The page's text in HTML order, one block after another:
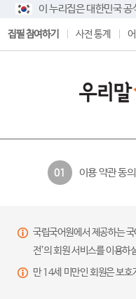
이 누리집은 대한민국
집필 참여하기 사전 통계
01 이용 약관 동의
국립국어원에서 제공하는
전’의 회원 서비스를 이용하
만 14세 미만인 회원은 보